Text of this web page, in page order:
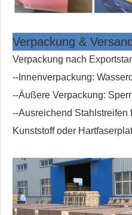
Verpackung &
Verpackung nach
--Innenverpackung:
--Äußere Verpackung:
--Ausreichend Stahlstreifen
Kunststoff oder